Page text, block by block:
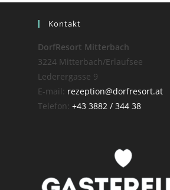
Kontakt
DorfResort Mitterbach
3224 Mitterbach/Erlaufsee
Lederergasse 9
E-mail: rezeption@dorfresort.at
Telefon:+43 3882 / 344 38